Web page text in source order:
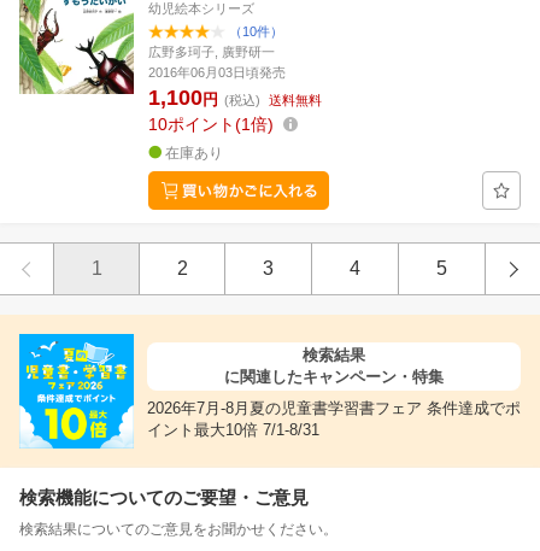
幼児絵本シリーズ
（10件）
広野多珂子, 廣野研一
2016年06月03日頃発売
1,100円 (税込) 送料無料
10ポイント 1倍
在庫あり
1 2 3 4 5
検索結果
に関連したキャンペーン・特集
2026年7月-8月夏の児童書学習書フェア 条件達成でポ
イント最大10倍 7/1-8/31
検索機能についてのご要望・ご意見
検索結果についてのご意見をお聞かせください。